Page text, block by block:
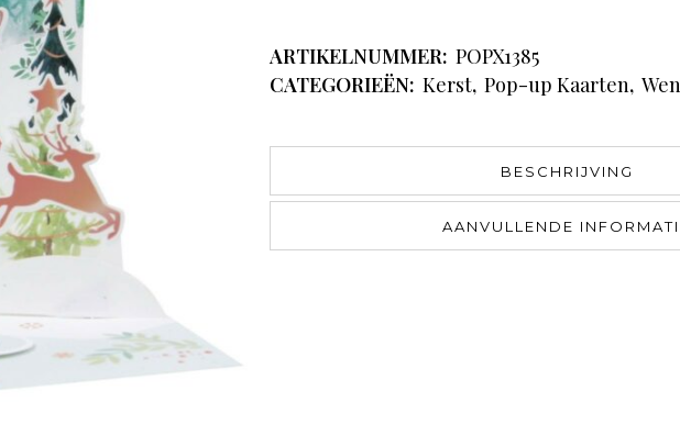
ARTIKELNUMMER: POPX1385
CATEGORIEËN: Kerst, Pop-up Kaarten,
BESCHRIJVING
AANVULLENDE